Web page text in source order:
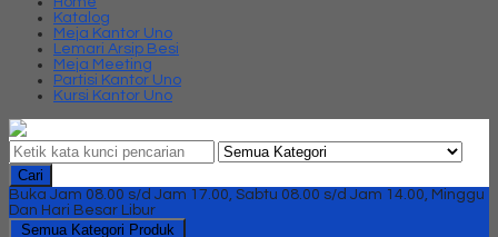
Katalog
Meja Kantor Uno
Lemari Arsip Besi
Meja Meeting
Partisi Kantor Uno
Kursi Kantor Uno
Cari
Buka Jam 08.00 s/d Jam 17.00, Sabtu 08.00 s/d Jam 14.00, Minggu
Dan Hari Besar Libur
Semua Kategori Produk